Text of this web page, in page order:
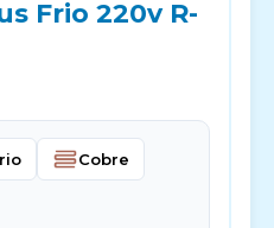
Frio 220v R-
Cobre